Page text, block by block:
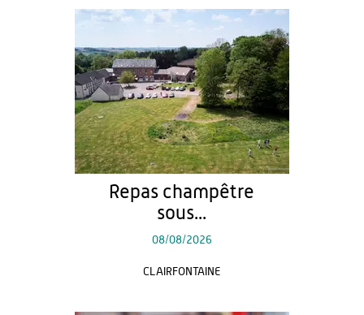
Repas champêtre
sous...
08/08/2026
CLAIRFONTAINE